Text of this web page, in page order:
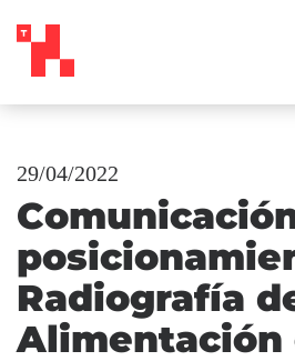
29/04/2022
Radiografía
Alimentación